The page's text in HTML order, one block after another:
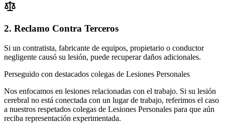
2. Reclamo Contra Terceros
Si un contratista, fabricante de equipos, propietario o conductor
negligente causó su lesión, puede recuperar daños adicionales.
Perseguido con destacados colegas de Lesiones Personales
Nos enfocamos en lesiones relacionadas con el trabajo. Si su lesión
cerebral no está conectada con un lugar de trabajo, referimos el caso
a nuestros respetados colegas de Lesiones Personales para que aún
reciba representación experimentada.